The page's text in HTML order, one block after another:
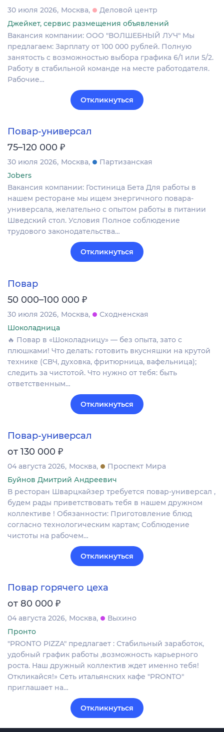
30 июля 2026 Москва
Деловой центр
Джейкет, сервис размещения объявлений
Вакансия компании: ООО "ВОЛШЕБНЫЙ ЛУЧ" Мы
предлагаем: Зарплату от 100 000 рублей. Полную
занятость с возможностью выбора графика 6/1 или 5/2.
Работу в стабильной команде на месте работодателя.
Рабочие…
Откликнуться
Повар-универсал
75–120 000 ₽
30 июля 2026 Москва
Партизанская
Jobers
Вакансия компании: Гостиница Бета Для работы в
нашем ресторане мы ищем энергичного повара-
универсала, желательно с опытом работы в питании
Шведский стол. Условия Полное соблюдение
трудового законодательства…
Откликнуться
Повар
50 000–100 000 ₽
30 июля 2026 Москва
Сходненская
Шоколадница
🔥 Повар в «Шоколадницу» — без опыта, зато с
плюшками! Что делать: готовить вкусняшки на крутой
технике (СВЧ, духовка, фритюрница, вафельница);
следить за чистотой. Что нужно от тебя: быть
ответственным…
Откликнуться
Повар-универсал
от 130 000 ₽
04 августа 2026 Москва
Проспект Мира
Буйнов Дмитрий Андреевич
В ресторан Шварцкайзер требуется повар-универсал ,
будем рады приветствовать тебя в нашем дружном
коллективе ! Обязанности: Приготовление блюд
согласно технологическим картам; Соблюдение
чистоты на рабочем…
Откликнуться
Повар горячего цеха
от 80 000 ₽
04 августа 2026 Москва
Выхино
Пронто
"PRONTO PIZZA" предлагает : Стабильный заработок,
удобный график работы ,возможность карьерного
роста. Наш дружный коллектив ждет именно тебя!
Откликайся!» Сеть итальянских кафе "PRONTO"
приглашает на…
Откликнуться